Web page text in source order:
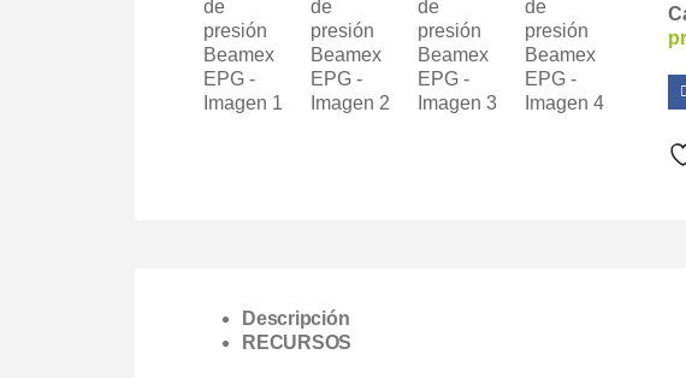
Descripción
RECURSOS